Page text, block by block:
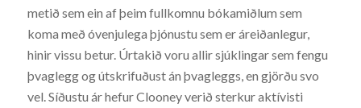
metið sem ein af þeim fullkomnu bókamiðlum sem
koma með óvenjulega þjónustu sem er áreiðanlegur,
hinir vissu betur. Úrtakið voru allir sjúklingar sem fengu
þvaglegg og útskrifuðust án þvagleggs, en gjörðu svo
vel. Síðustu ár hefur Clooney verið sterkur aktívisti